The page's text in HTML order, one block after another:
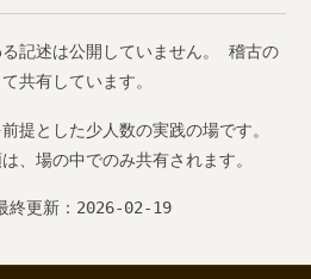
記述は公開していません。 稽古の
共有しています。
提とした少人数の実践の場です。
、場の中でのみ共有されます。
更新：2026-02-19